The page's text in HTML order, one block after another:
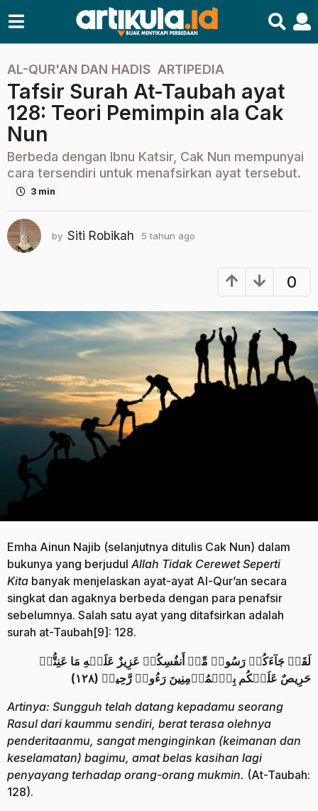
5
t
a
h
u
n
a
2
t
n
a
g
o
AL-QUR'AN DAN HADIS ,ARTIPEDIA
Tafsir Surah At-Taubah ayat
128: Teori Pemimpin ala Cak
Nun
Berbeda dengan Ibnu Katsir, Cak Nun mempunyai
cara tersendiri untuk menafsirkan ayat tersebut.
3 min
by Siti Robikah 5 tahun ago
g
o
0
Emha Ainun Najib (selanjutnya ditulis Cak Nun) dalam
bukunya yang berjudulAllah Tidak Cerewet Seperti
Kita banyak menjelaskan ayat-ayat Al-Qur’an secara
singkat dan agaknya berbeda dengan para penafsir
sebelumnya. Salah satu ayat yang ditafsirkan adalah
surah at-Taubah[9]: 128.
لَقَدۡ جَآءَكُمۡ رَسُولٞ مِّنۡ أَنفُسِكُمۡ عَزِيزٌ عَلَيۡهِ مَا عَنِتُّمۡ
حَرِيصٌ عَلَيۡكُم بِٱلۡمُؤۡمِنِينَ رَءُوفٞ رَّحِيمٞ (١٢٨)
Artinya: Sungguh telah datang kepadamu seorang
Rasul dari kaummu sendiri, berat terasa olehnya
penderitaanmu, sangat menginginkan (keimanan dan
keselamatan) bagimu, amat belas kasihan lagi
penyayang terhadap orang-orang mukmin. (At-Taubah:
128).